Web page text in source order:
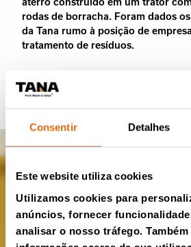
Consentir Detalhes
Este website utiliza cookies
Utilizamos cookies para
anúncios, fornecer
analisar o nosso tráfego.
rodas de borracha. Foram dados
da Tana rumo à posição de
tratamento de resíduos.
História da Tana